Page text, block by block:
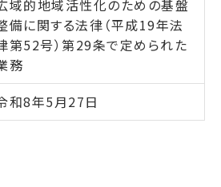
域的地域活性化のための基盤
備に関する法律（平成19年法
第52号）第29条で定められた
務
和8年5月27日